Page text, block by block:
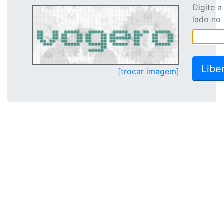
[trocar imagem]
Digite
lado no